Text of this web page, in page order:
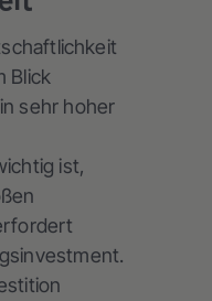
Blick
sehr hoher
ist,